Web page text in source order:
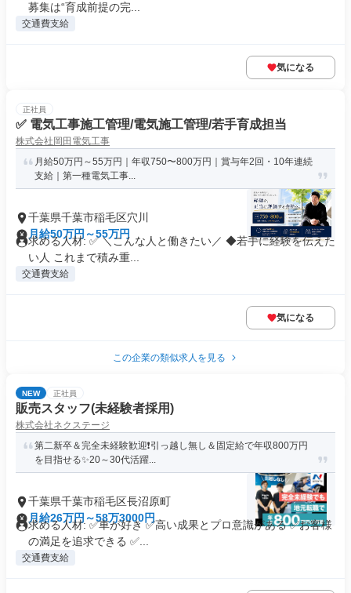
募集は“育成前提の完...
交通費支給
気になる
正社員
✅ 電気工事施工管理/電気施工管理/若手育成担当
株式会社岡田電気工事
月給50万円～55万円｜年収750〜800万円｜賞与年2回・10年連続
支給｜第一種電気工事...
千葉県千葉市稲毛区穴川
月給50万円～55万円
求める人材: ✅ ＼こんな人と働きたい／ ◆若手に経験を伝えた
い人 これまで積み重...
交通費支給
気になる
この企業の類似求人を見る
NEW 正社員
販売スタッフ(未経験者採用)
株式会社ネクステージ
第二新卒＆完全未経験歓迎❗引っ越し無し＆固定給で年収800万円
を目指せる✨20～30代活躍...
千葉県千葉市稲毛区長沼原町
月給26万円～58万3000円
求める人材: ✅車が好き ✅高い成果とプロ意識がある ✅お客様
の満足を追求できる ✅...
交通費支給